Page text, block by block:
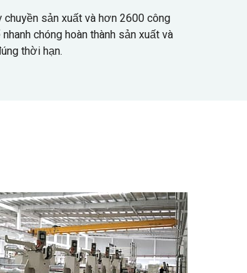
chuyền sản xuất và hơn 2600 công
chóng hoàn thành sản xuất và
thời hạn.